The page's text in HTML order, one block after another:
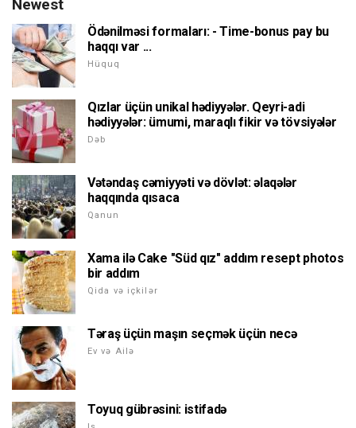
Newest
Ödənilməsi formaları: - Time-bonus pay bu
haqqı var ...
Hüquq
Qızlar üçün unikal hədiyyələr. Qeyri-adi
hədiyyələr: ümumi, maraqlı fikir və tövsiyələr
Dəb
Vətəndaş cəmiyyəti və dövlət: əlaqələr
haqqında qısaca
Qanun
Xama ilə Cake "Süd qız" addım resept photos
bir addım
Qida və içkilər
Təraş üçün maşın seçmək üçün necə
Ev və Ailə
Toyuq gübrəsini: istifadə